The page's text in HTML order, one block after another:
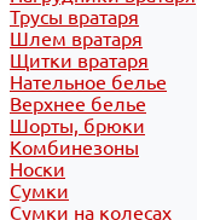
Трусы вратаря
Шлем вратаря
Щитки вратаря
Нательное белье
Верхнее белье
Шорты, брюки
Комбинезоны
Носки
Сумки
Сумки на колесах